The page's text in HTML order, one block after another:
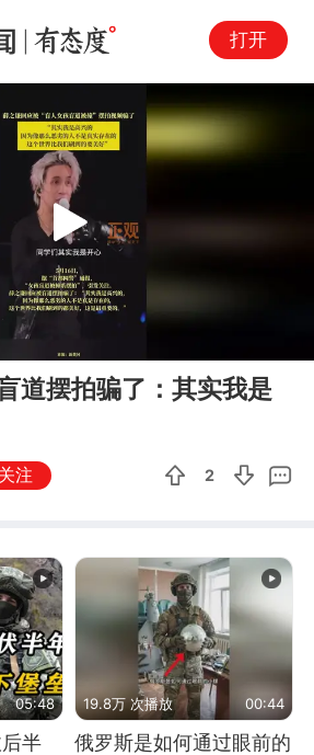
打开
Play
道摆拍骗了：其实我是
关注 2
05:48
半
19.8万 次播放 00:44
俄罗斯是如何通过眼前的